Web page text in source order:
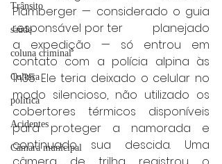
Trânsito
saúde
coluna criminal
Cultura
politica
Acidentes
Câmara municipal
Plamberger — considerado o guia
responsável por ter 	planejado
a expedição — só entrou em
contato com a polícia alpina às
1h35. Ele teria deixado o celular no
modo silencioso, não utilizado os
cobertores térmicos disponíveis
para proteger a namorada e
continuado sua descida. Uma